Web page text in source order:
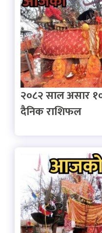
२०८२ साल असार
दैनिक राशिफल